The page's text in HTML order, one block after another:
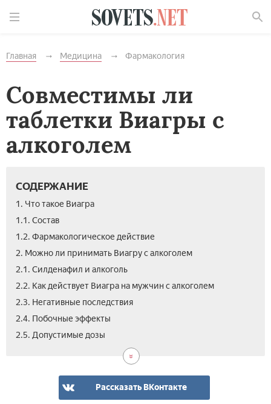
Главная Медицина Фармакология
Совместимы ли
таблетки Виагры с
алкоголем
СОДЕРЖАНИЕ
1. Что такое Виагра
1.1. Состав
1.2. Фармакологическое действие
2. Можно ли принимать Виагру с алкоголем
2.1. Силденафил и алкоголь
2.2. Как действует Виагра на мужчин с алкоголем
2.3. Негативные последствия
2.4. Побочные эффекты
2.5. Допустимые дозы
Рассказать ВКонтакте